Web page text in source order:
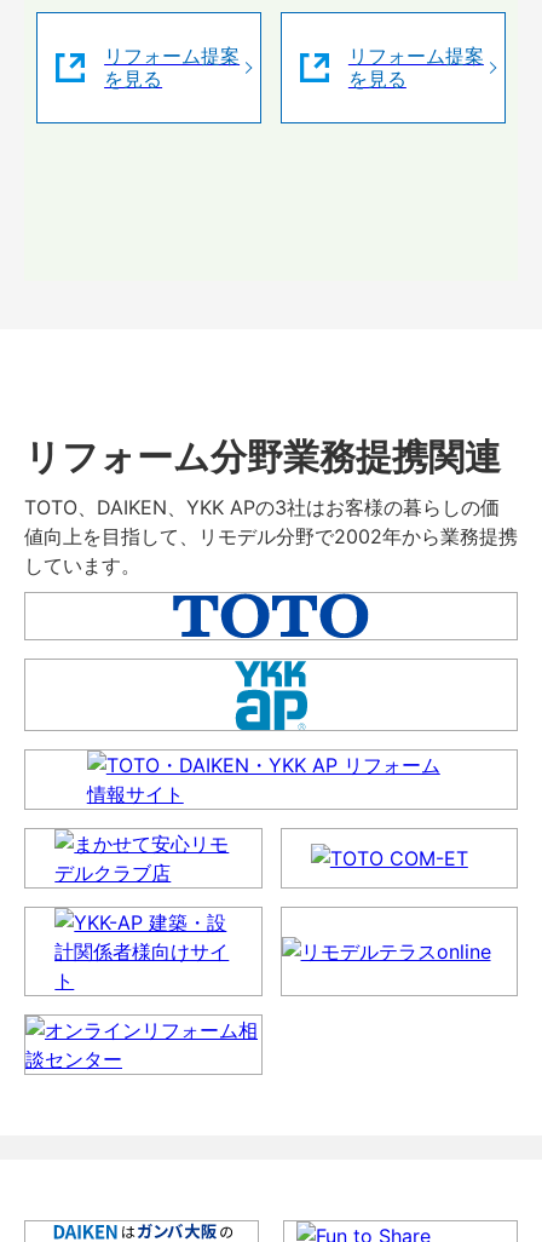
リフォーム提案
を見る
リフォーム提案
を見る
リフォーム分野業務提携関連
TOTO、DAIKEN、YKK APの3社はお客様の暮らしの価
値向上を目指して、リモデル分野で2002年から業務提携
しています。